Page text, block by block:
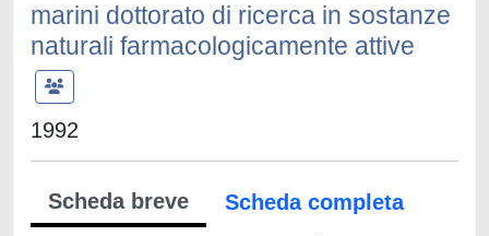
marini dottorato di ricerca in sostanze
naturali farmacologicamente attive
1992
Scheda breve
Scheda completa